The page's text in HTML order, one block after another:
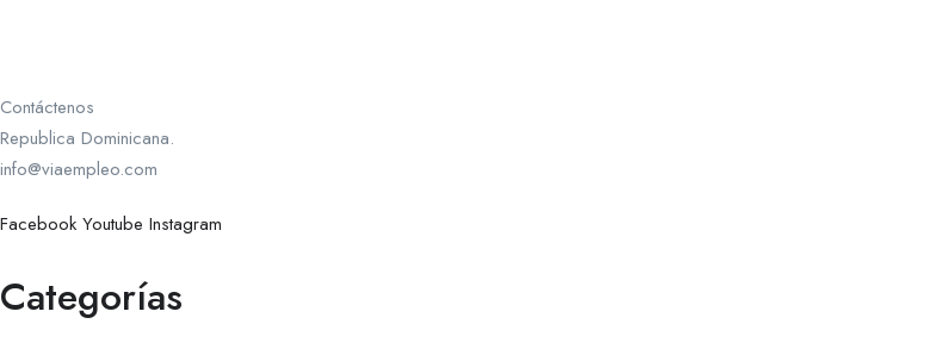
Contáctenos
Republica Dominicana.
info@viaempleo.com
Facebook Youtube Instagram
Categorías